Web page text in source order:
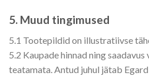
5. Muud tingimused
5.1 Tootepildid on illustratiivse
5.2 Kaupade hinnad ning
teatamata. Antud juhul jätab